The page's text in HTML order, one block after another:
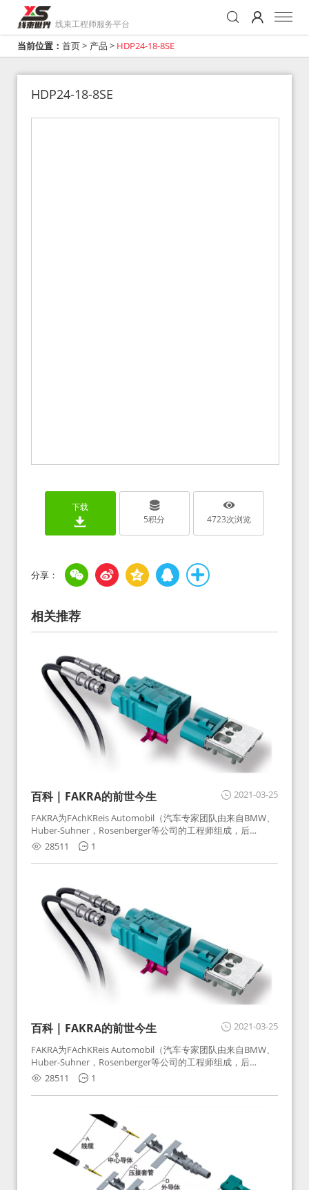
线束工程师服务平台
当前位置： 首页> 产品 > HDP24-18-8SE
HDP24-18-8SE
下载
5积分 4723次浏览
相关推荐
2021-03-25
百科 | FAKRA的前世今生
FAKRA为FAchKReis Automobil（汽车专家团队由来自BMW、
Huber-Suhner，Rosenberger等公司的工程师组成，后
Huber-Suhner相关连接器业务及技术在2010年并入
Rosenberger）缩写。起初为BMW需求用于车载收音机天线连
接，如今FAKRA已成为汽车行业通用标准的射频连接器，被业
28511 1
2021-03-25
百科 | FAKRA的前世今生
FAKRA为FAchKReis Automobil（汽车专家团队由来自BMW、
Huber-Suhner，Rosenberger等公司的工程师组成，后
Huber-Suhner相关连接器业务及技术在2010年并入
Rosenberger）缩写。起初为BMW需求用于车载收音机天线连
接，如今FAKRA已成为汽车行业通用标准的射频连接器，被业
28511 1